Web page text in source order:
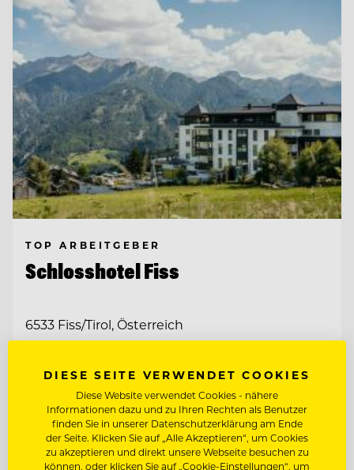
TOP ARBEITGEBER
Schlosshotel Fiss
6533 Fiss/Tirol, Österreich
SOCIAL MEDIA SPECIALIST (M/W/D)
MARKETING MANAGER (M/W/D)
DIESE SEITE VERWENDET COOKIES
Diese Website verwendet Cookies - nähere
Informationen dazu und zu Ihren Rechten als Benutzer
finden Sie in unserer Datenschutzerklärung am Ende
der Seite. Klicken Sie auf „Alle Akzeptieren“, um Cookies
zu akzeptieren und direkt unsere Webseite besuchen zu
können, oder klicken Sie auf „Cookie-Einstellungen“, um